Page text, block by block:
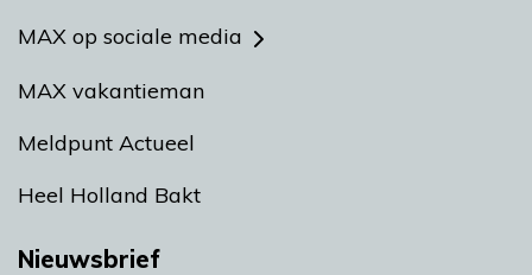
MAX op sociale media
MAX vakantieman
Meldpunt Actueel
Heel Holland Bakt
Nieuwsbrief